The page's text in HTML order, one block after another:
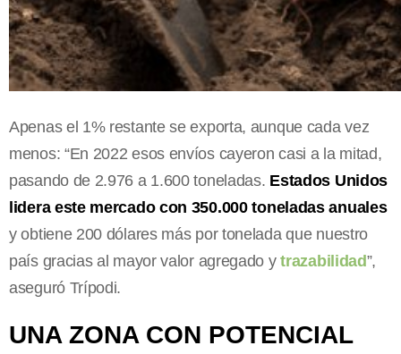
Apenas el 1% restante se exporta, aunque cada vez
menos: “En 2022 esos envíos cayeron casi a la mitad,
pasando de 2.976 a 1.600 toneladas. Estados Unidos
lidera este mercado con 350.000 toneladas anuales
y obtiene 200 dólares más por tonelada que nuestro
país gracias al mayor valor agregado ytrazabilidad”,
aseguró Trípodi.
UNA ZONA CON POTENCIAL